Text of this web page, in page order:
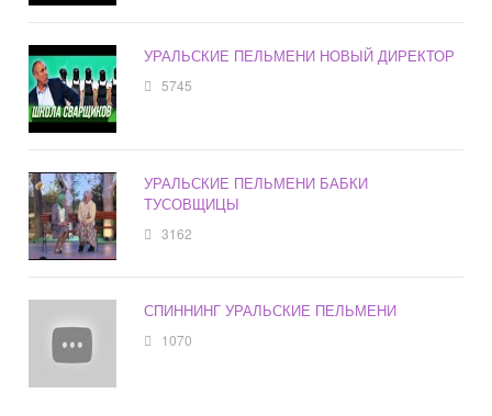
УРАЛЬСКИЕ ПЕЛЬМЕНИ НОВЫЙ ДИРЕКТОР
5745
УРАЛЬСКИЕ ПЕЛЬМЕНИ БАБКИ
ТУСОВЩИЦЫ
3162
СПИННИНГ УРАЛЬСКИЕ ПЕЛЬМЕНИ
1070